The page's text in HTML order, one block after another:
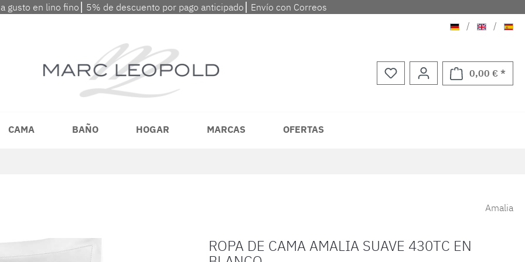
gusto en lino fino⎮ 5% de descuento por pago anticipado⎮ Envío con Correos
Aleman
/ Ingles/
0,00 € *
CAMA BAÑO HOGAR MARCAS OFERTAS
Amalia
ROPA DE CAMA AMALIA SUAVE 430TC EN